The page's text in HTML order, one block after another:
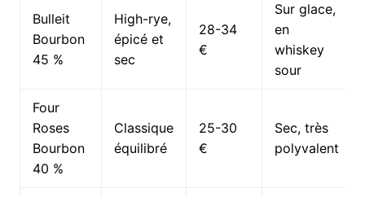
Bulleit
Bourbon
45 %
High-rye,
épicé et
sec
28-34
€
Sur glace,
en
whiskey
sour
Four
Roses
Bourbon
40 %
Classique
équilibré
25-30
€
Sec, très
polyvalent